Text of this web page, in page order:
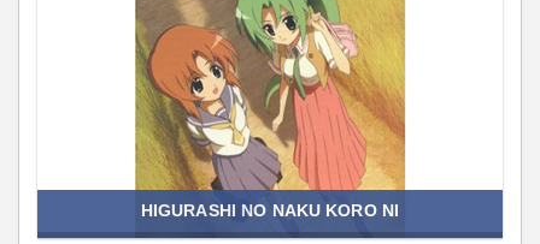
HIGURASHI NO NAKU KORO NI